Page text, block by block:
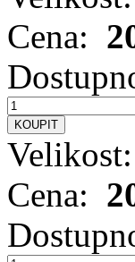
Cena:
Velikost:
Cena: